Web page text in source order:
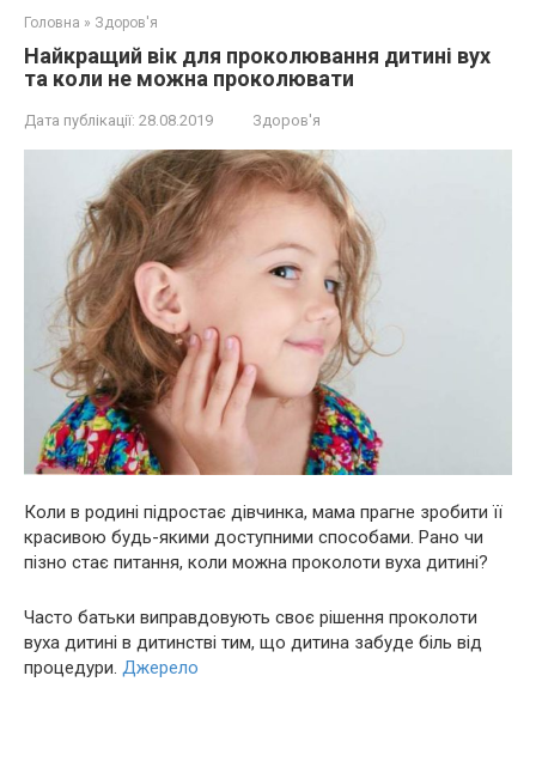
Головна » Здоров'я
Hайкращий вік для проколювання дитині вух
та коли не можна проколювати
Дата публікації: 28.08.2019 Здоров'я
Коли в родині підростає дівчинка, мама прагне зробити її
красивою будь-якими доступними способами. Рано чи
пізно стає питання, коли можна проколоти вуха дитині?
Часто батьки виправдовують своє рішення проколоти
вуха дитині в дитинстві тим, що дитина забуде біль від
процедури. Джерело